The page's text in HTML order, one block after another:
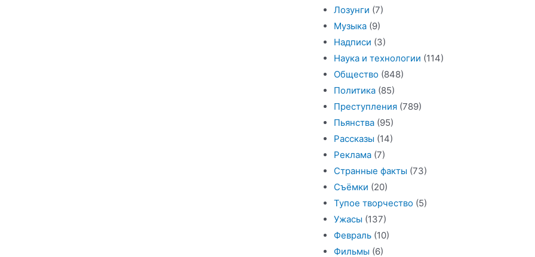
Лозунги (7)
Музыка (9)
Надписи (3)
Наука и технологии (114)
Общество (848)
Политика (85)
Преступления (789)
Пьянства (95)
Рассказы (14)
Реклама (7)
Странные факты (73)
Съёмки (20)
Тупое творчество (5)
Ужасы (137)
Февраль (10)
Фильмы (6)